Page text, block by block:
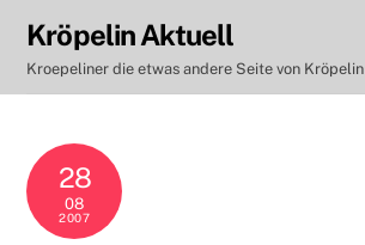
content
Kröpelin Aktuell
Kroepeliner die etwas andere Seite von Kröpelin
28
08
2007